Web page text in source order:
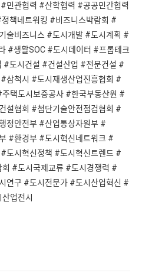
민관협력 #산학협력 #공공민간협력
책네트워킹 #비즈니스박람회 #
술비즈니스 #도시개발 #도시계획 #
#생활SOC #도시데이터 #프롭테크
#도시건설 #건설산업 #전문건설 #
삼척시 #도시재생산업진흥협회 #
택도시보증공사 #한국부동산원 #
설협회 #첨단기술안전점검협회 #
정안전부 #산업통상자원부 #
#환경부 #도시혁신네트워크 #
도시혁신정책 #도시혁신트렌드 #
회 #도시국제교류 #도시경쟁력 #
연구 #도시전문가 #도시산업혁신 #
산업전시